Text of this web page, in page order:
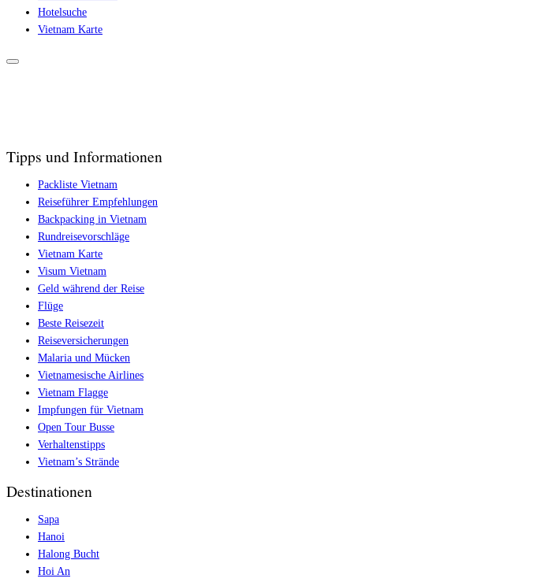
Hotelsuche
Vietnam Karte
Tipps und Informationen
Packliste Vietnam
Reiseführer Empfehlungen
Backpacking in Vietnam
Rundreisevorschläge
Vietnam Karte
Visum Vietnam
Geld während der Reise
Flüge
Beste Reisezeit
Reiseversicherungen
Malaria und Mücken
Vietnamesische Airlines
Vietnam Flagge
Impfungen für Vietnam
Open Tour Busse
Verhaltenstipps
Vietnam’s Strände
Destinationen
Sapa
Hanoi
Halong Bucht
Hoi An